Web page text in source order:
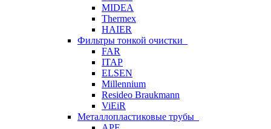
MIDEA
Thermex
HAIER
Фильтры тонкой очистки
FAR
ITAP
ELSEN
Millennium
Resideo Braukmann
ViEiR
Металлопластиковые трубы